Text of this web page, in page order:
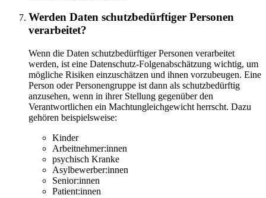
Werden Daten schutzbedürftiger Personen
verarbeitet?
Wenn die Daten schutzbedürftiger Personen verarbeitet
werden, ist eine Datenschutz-Folgenabschätzung wichtig, um
mögliche Risiken einzuschätzen und ihnen vorzubeugen. Eine
Person oder Personengruppe ist dann als schutzbedürftig
anzusehen, wenn in ihrer Stellung gegenüber den
Verantwortlichen ein Machtungleichgewicht herrscht. Dazu
gehören beispielsweise:
Kinder
Arbeitnehmer:innen
psychisch Kranke
Asylbewerber:innen
Senior:innen
Patient:innen